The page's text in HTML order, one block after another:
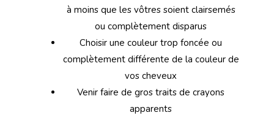
à moins que les vôtres soient clairsemés
ou complètement disparus
Choisir une couleur trop foncée ou
complètement différente de la couleur de
vos cheveux
Venir faire de gros traits de crayons
apparents